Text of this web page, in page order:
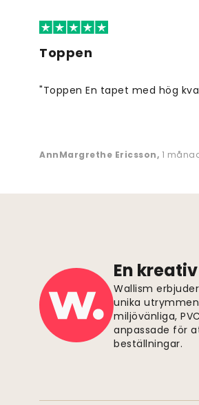
Toppen
"Toppen En tapet med hög
AnnMargrethe Ericsson, 1
En
Wallism
unika
miljövänliga,
anpassade för
beställningar.